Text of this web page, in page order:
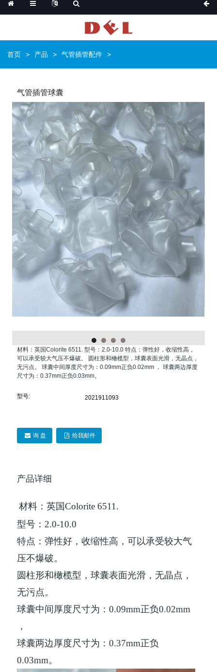
首页 产品 气管插管配件
气管插管球囊
材料：英国Colorite 6511. 型号：2.0-10.0 特点：弹性好，收缩性高，
可以承受较大气压不爆破。 圆柱形和橄榄型，球囊表面光滑，无晶点，
无污点。 球囊中间厚度尺寸为：0.09mm正负0.02mm ， 球囊两边厚度
尺寸为：0.37mm正负0.03mm。
型号: 2021911093
询 盘 给我邮件
产品详细
材料：英国Colorite 6511.
型号： 2.0-10.0
特点：弹性好，收缩性高，可以承受较大气
压不爆破。
圆柱形和橄榄型，球囊表面光滑，无晶点，
无污点。
球囊中间厚度尺寸为：0.09mm正负0.02mm
，
球囊两边厚度尺寸为：0.37mm正负
0.03mm。